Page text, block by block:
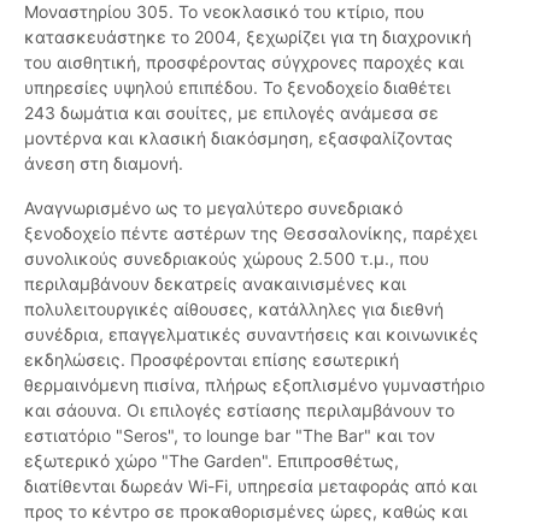
Μοναστηρίου 305. Το νεοκλασικό του κτίριο, που
κατασκευάστηκε το 2004, ξεχωρίζει για τη διαχρονική
του αισθητική, προσφέροντας σύγχρονες παροχές και
υπηρεσίες υψηλού επιπέδου. Το ξενοδοχείο διαθέτει
243 δωμάτια και σουίτες, με επιλογές ανάμεσα σε
μοντέρνα και κλασική διακόσμηση, εξασφαλίζοντας
άνεση στη διαμονή.
Αναγνωρισμένο ως το μεγαλύτερο συνεδριακό
ξενοδοχείο πέντε αστέρων της Θεσσαλονίκης, παρέχει
συνολικούς συνεδριακούς χώρους 2.500 τ.μ., που
περιλαμβάνουν δεκατρείς ανακαινισμένες και
πολυλειτουργικές αίθουσες, κατάλληλες για διεθνή
συνέδρια, επαγγελματικές συναντήσεις και κοινωνικές
εκδηλώσεις. Προσφέρονται επίσης εσωτερική
θερμαινόμενη πισίνα, πλήρως εξοπλισμένο γυμναστήριο
και σάουνα. Οι επιλογές εστίασης περιλαμβάνουν το
εστιατόριο "Seros", το lounge bar "The Bar" και τον
εξωτερικό χώρο "The Garden". Επιπροσθέτως,
διατίθενται δωρεάν Wi-Fi, υπηρεσία μεταφοράς από και
προς το κέντρο σε προκαθορισμένες ώρες, καθώς και